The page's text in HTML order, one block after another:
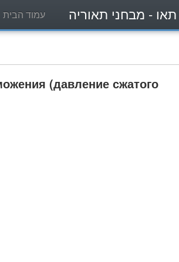
תאו - מבחני תאוריה עמוד הבית
(давление сжатого